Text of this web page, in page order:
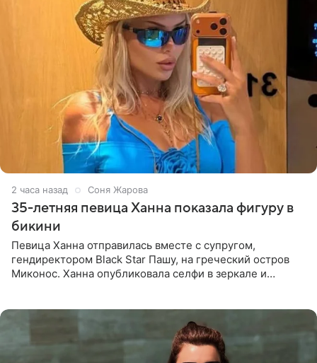
2 часа назад Соня Жарова
35-летняя певица Ханна показала фигуру в
бикини
Певица Ханна отправилась вместе с супругом,
гендиректором Black Star Пашу, на греческий остров
Миконос. Ханна опубликовала селфи в зеркале и